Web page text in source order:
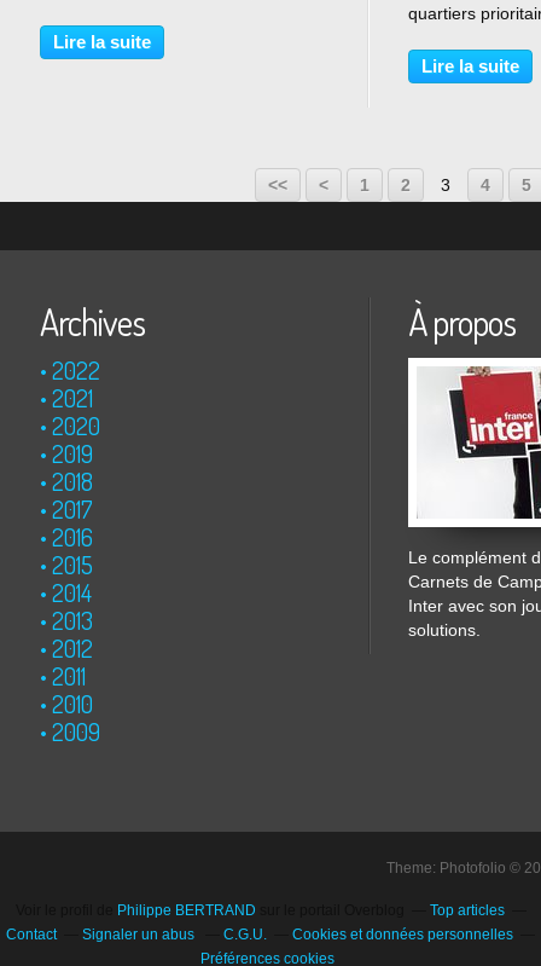
marques qui contribuent à
l’économie du pays. Il y en a pour
Lire la suite
quartiers
pauvreté, 1 sur
d’un enfant sur 2
Lire la suite
<< < 1 2 3 4 5
Archives
2022
2021
2020
2019
2018
2017
2016
2015
2014
2013
2012
2011
2010
2009
À propos
Le complément
Carnets de
Inter avec son
solutions.
Theme: Photofolio ©
Philippe BERTRAND
Top articles
Contact
Signaler un abus C.G.U.
Cookies et données personnelles
Préférences cookies